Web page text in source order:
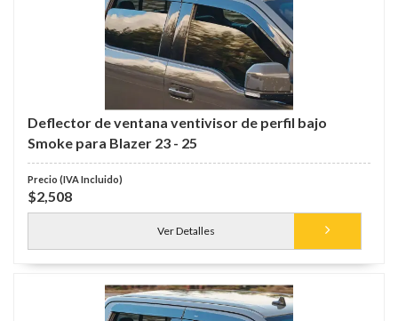
Deflector de ventana ventivisor de perfil bajo
Smoke para Blazer 23 - 25
$2,508
Ver Detalles